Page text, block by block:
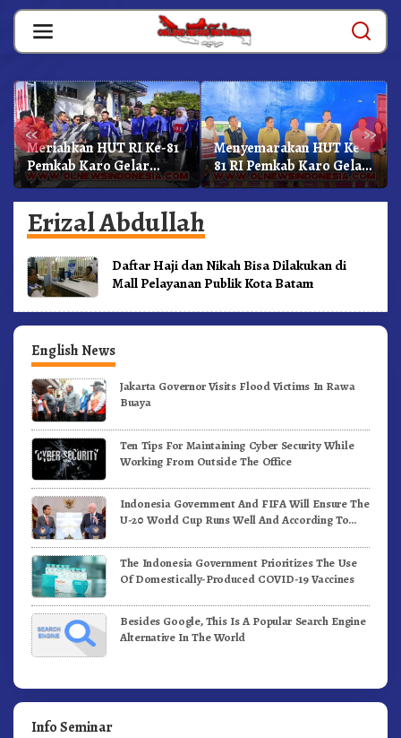
Skip
content
« »
Meriahkan HUT RI Ke-81
Pemkab Karo Gelar
Gerak Jalan
Kemerdekaan.!
Menyemarakan HUT Ke-
81 RI Pemkab Karo Gelar
Pertandingan Olahraga
Erizal Abdullah
Daftar Haji dan Nikah Bisa Dilakukan di
Mall Pelayanan Publik Kota Batam
English News
Jakarta Governor Visits Flood Victims In Rawa
Buaya
Ten Tips For Maintaining Cyber Security While
Working From Outside The Office
Indonesia Government And FIFA Will Ensure The
U-20 World Cup Runs Well And According To
The Indonesia Government Prioritizes The Use
Of Domestically-Produced COVID-19 Vaccines
Besides Google, This Is A Popular Search Engine
Alternative In The World
Info Seminar